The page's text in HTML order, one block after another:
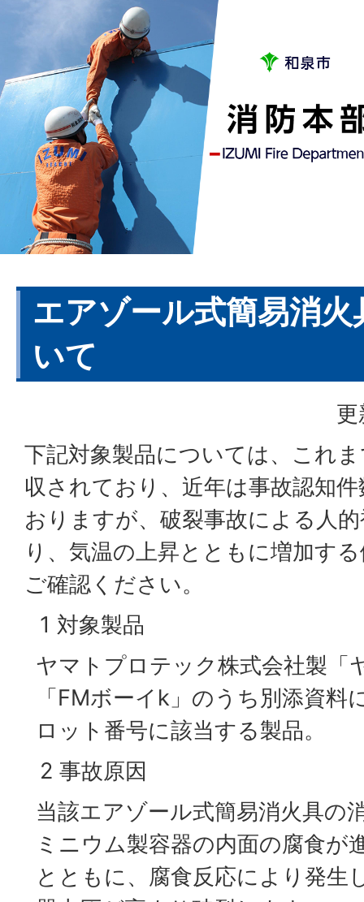
エアゾール式簡易消
いて
下記対象製品については、これ
収されており、近年は事故認知
おりますが、破裂事故による人
り、気温の上昇とともに増加す
ご確認ください。
1 対象製品
ヤマトプロテック株式会社製「
「FMボーイk」のうち別添資料
ロット番号に該当する製品。
2 事故原因
当該エアゾール式簡易消火具の
ミニウム製容器の内面の腐食が
とともに、腐食反応により発生